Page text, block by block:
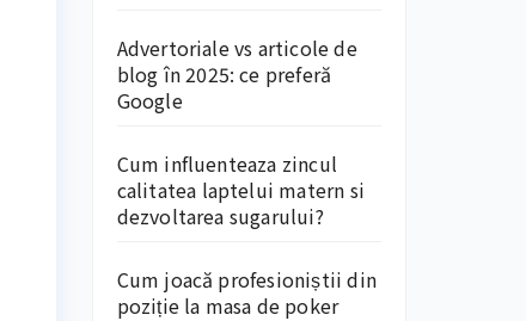
Advertoriale vs articole de
blog în 2025: ce preferă
Google
Cum influenteaza zincul
calitatea laptelui matern si
dezvoltarea sugarului?
Cum joacă profesioniștii din
poziție la masa de poker